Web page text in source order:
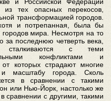
из тех опасных перекосов,
трансформацией городов.
и потрепанная, была бы
мира. Несмотря на то
за последнюю четверть века,
сталкиваются с теми
конфликтами и
которых страдают многие
масштабу города. Сколь
в сравнении с такими
или Нью-Йорк, настолько же
сравнении с другими, такими